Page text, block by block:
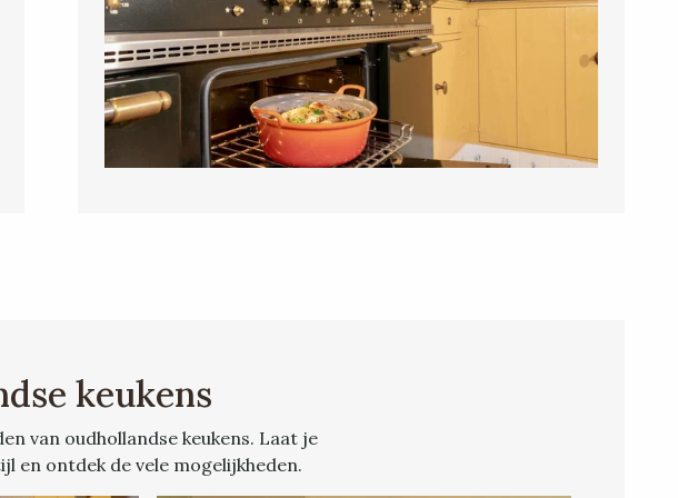
keukens
van oudhollandse keukens. Laat je
en ontdek de vele mogelijkheden.